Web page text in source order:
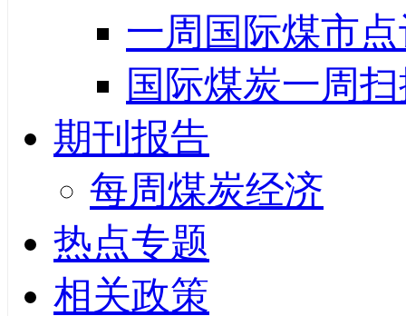
一周国际煤市
国际煤炭一周
期刊报告
每周煤炭经济
热点专题
相关政策